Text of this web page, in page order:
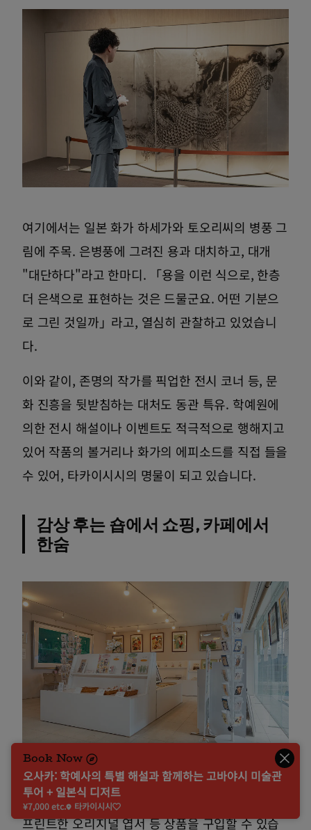
Book Now
오사카: 학예사의 특별 해설과 함께하는 고바야시 미술관
투어 + 일본식 디저트
¥7,000 etc. 타카이시시
여기에서는 일본 화가 하세가와 토오리씨의 병풍 그
림에 주목. 은병풍에 그려진 용과 대치하고, 대개
"대단하다"라고 한마디. 「용을 이런 식으로, 한층
더 은색으로 표현하는 것은 드물군요. 어떤 기분으
로 그린 ​​것일까」라고, 열심히 관찰하고 있었습니
다.
이와 같이, 존명의 작가를 픽업한 전시 코너 등, 문
화 진흥을 뒷받침하는 대처도 동관 특유. 학예원에
의한 전시 해설이나 이벤트도 적극적으로 행해지고
있어 작품의 볼거리나 화가의 에피소드를 직접 들을
수 있어, 타카이시시의 명물이 되고 있습니다.
감상 후는 숍에서 쇼핑, 카페에서
한숨
관내에는 갤러리 숍이 설치되어 있어 소장 작품을
프린트한 오리지널 엽서 등 상품을 구입할 수 있습